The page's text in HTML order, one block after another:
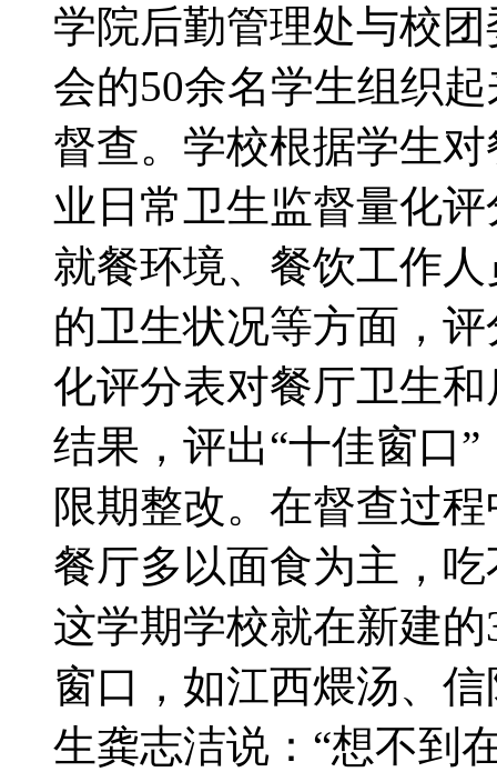
学院后勤管理处与校
会的50余名学生组织
督查。学校根据学生
业日常卫生监督量化
就餐环境、餐饮工作
的卫生状况等方面，
化评分表对餐厅卫生
结果，评出“十佳窗口
限期整改。在督查过
餐厅多以面食为主，
这学期学校就在新建
窗口，如江西煨汤、
生龚志洁说：“想不到